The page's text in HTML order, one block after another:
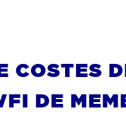
COSTES
DE